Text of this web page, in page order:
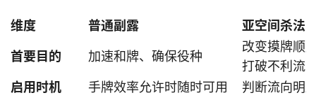
维度 普通副露 亚空间杀法
首要目的 加速和牌、确保役种
改变摸牌顺
打破不利流
启用时机
手牌效率允许时随时可用 判断流向明